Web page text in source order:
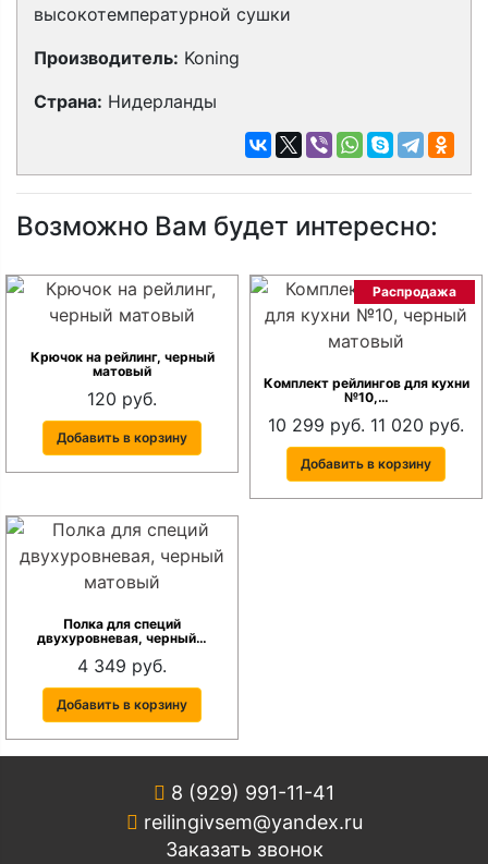
высокотемпературной сушки
Производитель: Koning
Страна: Нидерланды
Возможно Вам будет интересно:
Крючок на рейлинг, черный
матовый
120 руб.
Добавить в корзину
Распродажа
Комплект рейлингов для кухни
№10,…
10 299 руб. 11 020 руб.
Добавить в корзину
Полка для специй
двухуровневая, черный…
4 349 руб.
Добавить в корзину
8 (929) 991-11-41
reilingivsem@yandex.ru
Заказать звонок